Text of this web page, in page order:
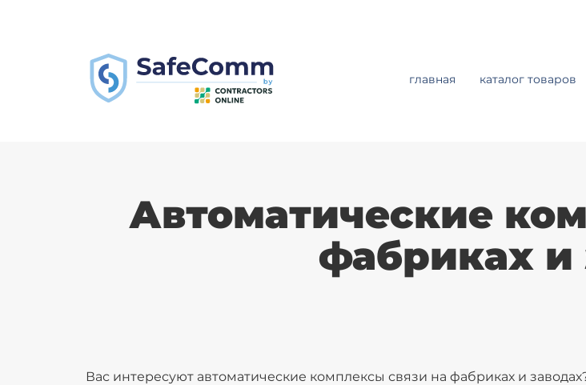
главная каталог товаров
Автоматические
фабриках и
Вас интересуют автоматические комплексы связи на фабриках и